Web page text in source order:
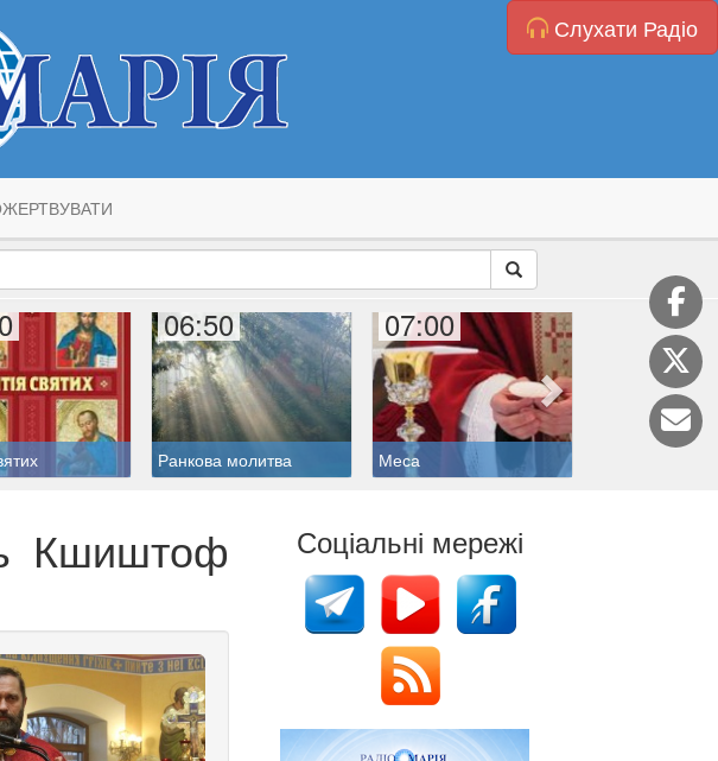
Слухати Радіо
06:50
Ранкова молитва
07:00
Меса
08:00
Кшиштоф Соціальні мережі